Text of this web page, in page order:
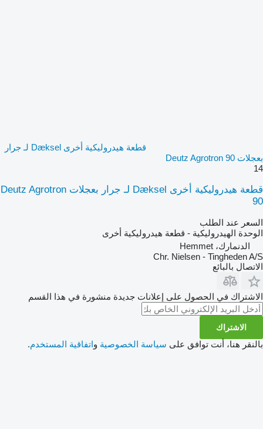
قطعة هيدروليكية أخرى Dæksel لـ جرار
بعجلات Deutz Agrotron 90
14
قطعة هيدروليكية أخرى Dæksel لـ جرار بعجلات Deutz Agrotron
90
السعر عند الطلب
الوحدة الهيدروليكية - قطعة هيدروليكية أخرى
الدنمارك، Hemmet
Chr. Nielsen - Tingheden A/S
الاتصال بالبائع
الاشتراك في الحصول على إعلانات جديدة منشورة في هذا القسم
الاشتراك
بالنقر هنا، أنت توافق على سياسة الخصوصية واتفاقية المستخدم.